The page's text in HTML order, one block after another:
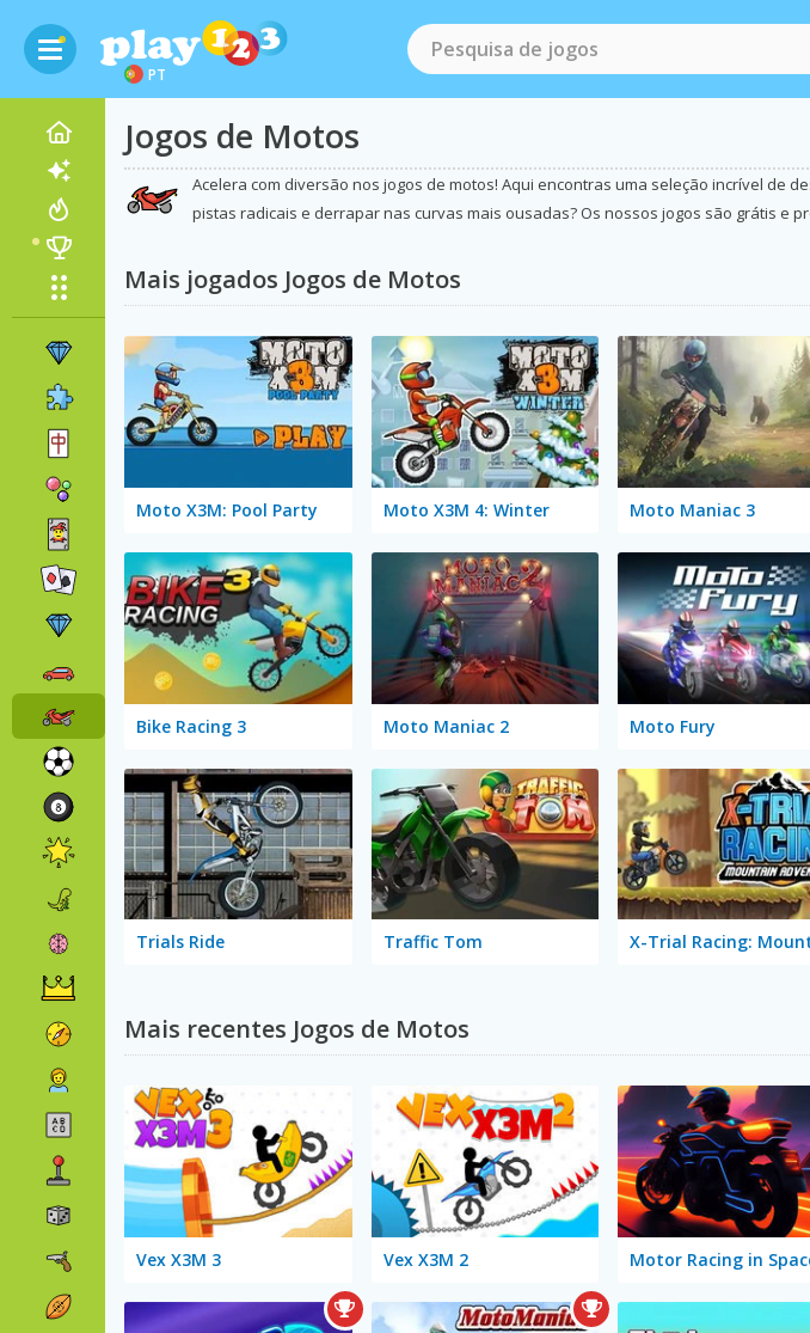
PT
Jogos de Motos
Acelera com diversão nos jogos de motos! Aqui encontras uma seleção incrível de
pistas radicais e derrapar nas curvas mais ousadas? Os nossos jogos são grátis e
Mais jogados Jogos de Motos
Moto X3M: Pool Party Moto X3M 4: Winter Moto Maniac 3
Bike Racing 3 Moto Maniac 2 Moto Fury
Trials Ride Traffic Tom
Mais recentes Jogos de Motos
Vex X3M 3 Vex X3M 2 Motor Racing in